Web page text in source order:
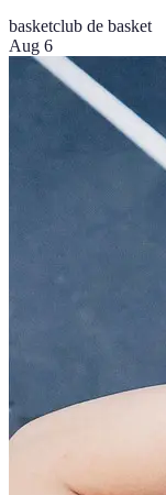
basketclub de basket
Aug 6